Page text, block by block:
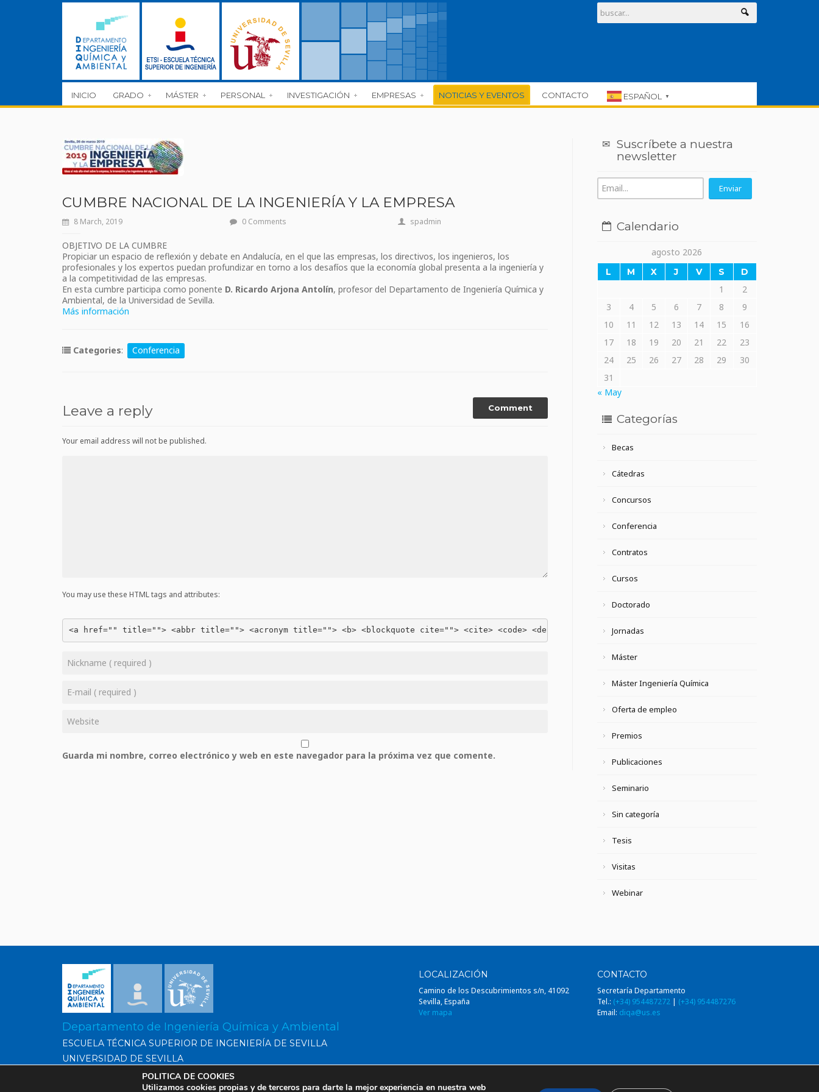
INICIO GRADO MÁSTER PERSONAL INVESTIGACIÓN EMPRESAS NOTICIAS Y EVENTOS CONTACTO ESPAÑOL ▼
CUMBRE NACIONAL DE LA INGENIERÍA Y LA EMPRESA
8 March, 2019 0 Comments spadmin
OBJETIVO DE LA CUMBRE
Propiciar un espacio de reflexión y debate en Andalucía, en el que las empresas, los directivos, los ingenieros, los
profesionales y los expertos puedan profundizar en torno a los desafíos que la economía global presenta a la ingeniería y
a la competitividad de las empresas.
En esta cumbre participa como ponente D. Ricardo Arjona Antolín, profesor del Departamento de Ingeniería Química y
Ambiental, de la Universidad de Sevilla.
Más información
Categories: Conferencia
Leave a reply Comment
Your email address will not be published.
You may use these HTML tags and attributes:
<a href="" title=""> <abbr title=""> <acronym title=""> <b> <blockquote cite=""> <cite> <code> <del datetime=""> <em> <i> <q cite=""> <strike> <strong>
Guarda mi nombre, correo electrónico y web en este navegador para la próxima vez que comente.
Suscríbete a nuestra
newsletter
Calendario
agosto 2026
L M X J V S D
1
2
3
4 5 6 7 8
9
10
11 12 13 14 15
16
17
18 19 20 21 22
23
24
25 26 27 28 29
30
31
« May
Categorías
Becas
Cátedras
Concursos
Conferencia
Contratos
Cursos
Doctorado
Jornadas
Máster
Máster Ingeniería Química
Oferta de empleo
Premios
Publicaciones
Seminario
Sin categoría
Tesis
Visitas
Webinar
Departamento de Ingeniería Química y Ambiental
ESCUELA TÉCNICA SUPERIOR DE INGENIERÍA DE SEVILLA
UNIVERSIDAD DE SEVILLA
LOCALIZACIÓN
Camino de los Descubrimientos s/n, 41092
Sevilla, España
Ver mapa
CONTACTO
Secretaría Departamento
Tel.: (+34) 954487272| (+34) 954487276
Email: diqa@us.es
POLITICA DE COOKIES
Utilizamos cookies propias y de terceros para darte la mejor experiencia en nuestra web